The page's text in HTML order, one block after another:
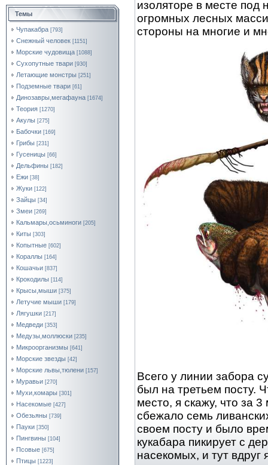
Темы
Чупакабра [793]
Снежный человек [1151]
Морские чудовища [1088]
Сухопутные твари [930]
Летающие монстры [251]
Подземные твари [61]
Динозавры,мегафауна [1674]
Теория [1270]
Акулы [275]
Бабочки [169]
Грибы [231]
Гусеницы [66]
Дельфины [182]
Ежи [38]
Жуки [122]
Зайцы [34]
Змеи [269]
Кальмары,осьминоги [205]
Киты [303]
Копытные [602]
Кораллы [164]
Кошачьи [837]
Крокодилы [114]
Крысы,мыши [375]
Летучие мыши [179]
Лягушки [217]
Медведи [353]
Медузы,моллюски [235]
Микроорганизмы [641]
Морские звезды [42]
Морские львы,тюлени [157]
Муравьи [270]
Мухи,комары [301]
Насекомые [427]
Обезьяны [739]
Пауки [350]
Пингвины [104]
Псовые [675]
Птицы [1223]
изоляторе в месте под
огромных лесных
стороны на многие и
Всего у линии забора
был на третьем посту.
место, я скажу, что за
сбежало семь
своем посту и было
кукабара пикирует с
насекомых, и тут